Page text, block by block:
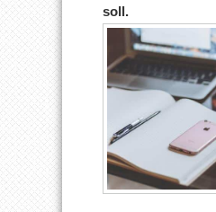
soll.